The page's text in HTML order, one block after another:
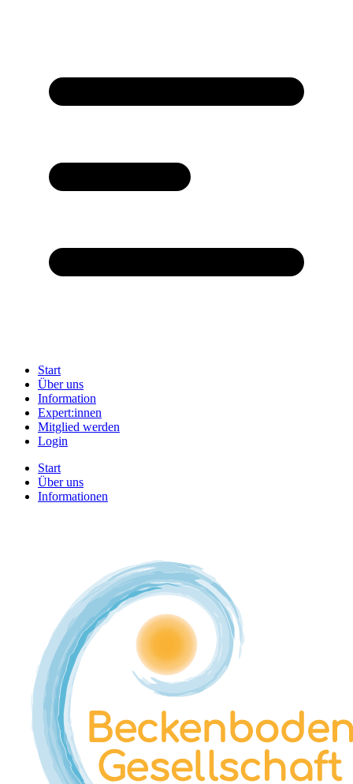
Start
Über uns
Information
Expert:innen
Mitglied werden
Login
Start
Über uns
Informationen